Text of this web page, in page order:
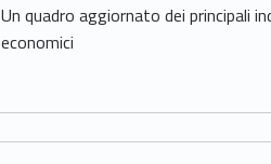
Un quadro aggiornato dei principali
economici